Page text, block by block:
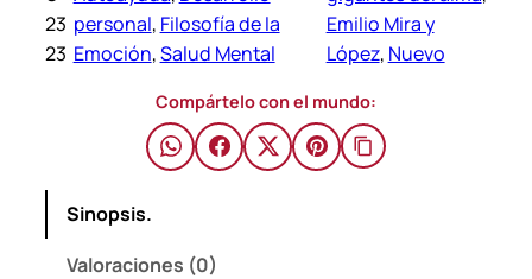
g
i
g
e
d
23
23
personal, Filosofía de la
Emoción, Salud Mental
Emilio Mira y
López, Nuevo
Compártelo con el mundo:
Sinopsis.
Valoraciones (0)